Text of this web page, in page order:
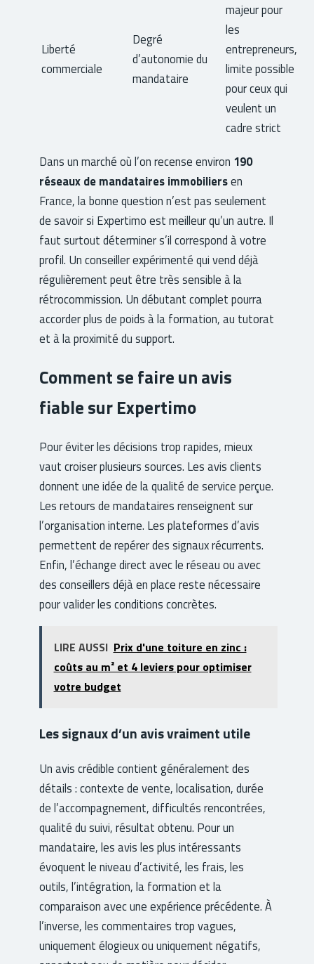
Liberté
commerciale
Degré
d’autonomie du
mandataire
majeur pour
les
entrepreneurs,
limite possible
pour ceux qui
veulent un
cadre strict
Dans un marché où l’on recense environ 190
réseaux de mandataires immobiliersen
France, la bonne question n’est pas seulement
de savoir si Expertimo est meilleur qu’un autre. Il
faut surtout déterminer s’il correspond à votre
profil. Un conseiller expérimenté qui vend déjà
régulièrement peut être très sensible à la
rétrocommission. Un débutant complet pourra
accorder plus de poids à la formation, au tutorat
et à la proximité du support.
Comment se faire un avis
fiable sur Expertimo
Pour éviter les décisions trop rapides, mieux
vaut croiser plusieurs sources. Les avis clients
donnent une idée de la qualité de service perçue.
Les retours de mandataires renseignent sur
l’organisation interne. Les plateformes d’avis
permettent de repérer des signaux récurrents.
Enfin, l’échange direct avec le réseau ou avec
des conseillers déjà en place reste nécessaire
pour valider les conditions concrètes.
LIRE AUSSI Prix d'une toiture en zinc :
coûts au m² et 4 leviers pour optimiser
votre budget
Les signaux d’un avis vraiment utile
Un avis crédible contient généralement des
détails : contexte de vente, localisation, durée
de l’accompagnement, difficultés rencontrées,
qualité du suivi, résultat obtenu. Pour un
mandataire, les avis les plus intéressants
évoquent le niveau d’activité, les frais, les
outils, l’intégration, la formation et la
comparaison avec une expérience précédente. À
l’inverse, les commentaires trop vagues,
uniquement élogieux ou uniquement négatifs,